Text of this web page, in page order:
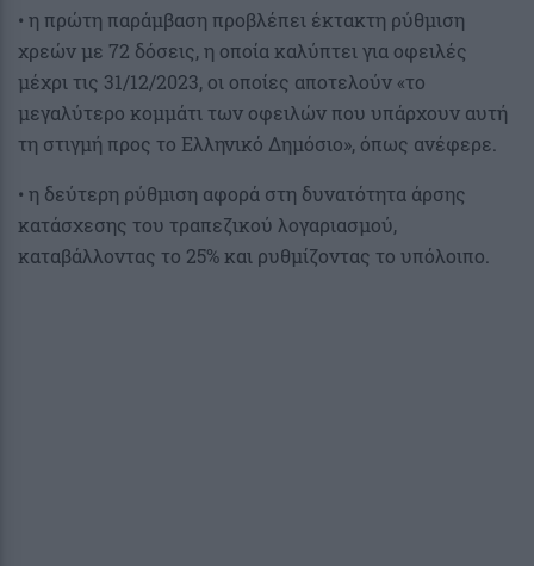
• η πρώτη παράμβαση προβλέπει έκτακτη ρύθμιση
χρεών με 72 δόσεις, η οποία καλύπτει για οφειλές
μέχρι τις 31/12/2023, οι οποίες αποτελούν «το
μεγαλύτερο κομμάτι των οφειλών που υπάρχουν αυτή
τη στιγμή προς το Ελληνικό Δημόσιο», όπως ανέφερε.
• η δεύτερη ρύθμιση αφορά στη δυνατότητα άρσης
κατάσχεσης του τραπεζικού λογαριασμού,
καταβάλλοντας το 25% και ρυθμίζοντας το υπόλοιπο.